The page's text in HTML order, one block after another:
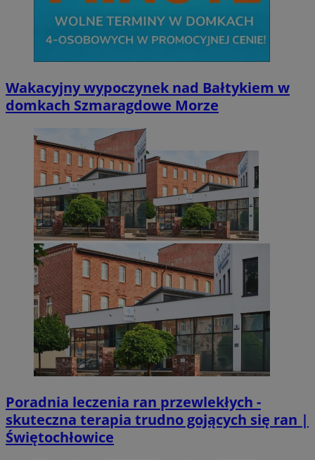
Wakacyjny wypoczynek nad Bałtykiem w
domkach Szmaragdowe Morze
Poradnia leczenia ran przewlekłych -
skuteczna terapia trudno gojących się ran |
Świętochłowice